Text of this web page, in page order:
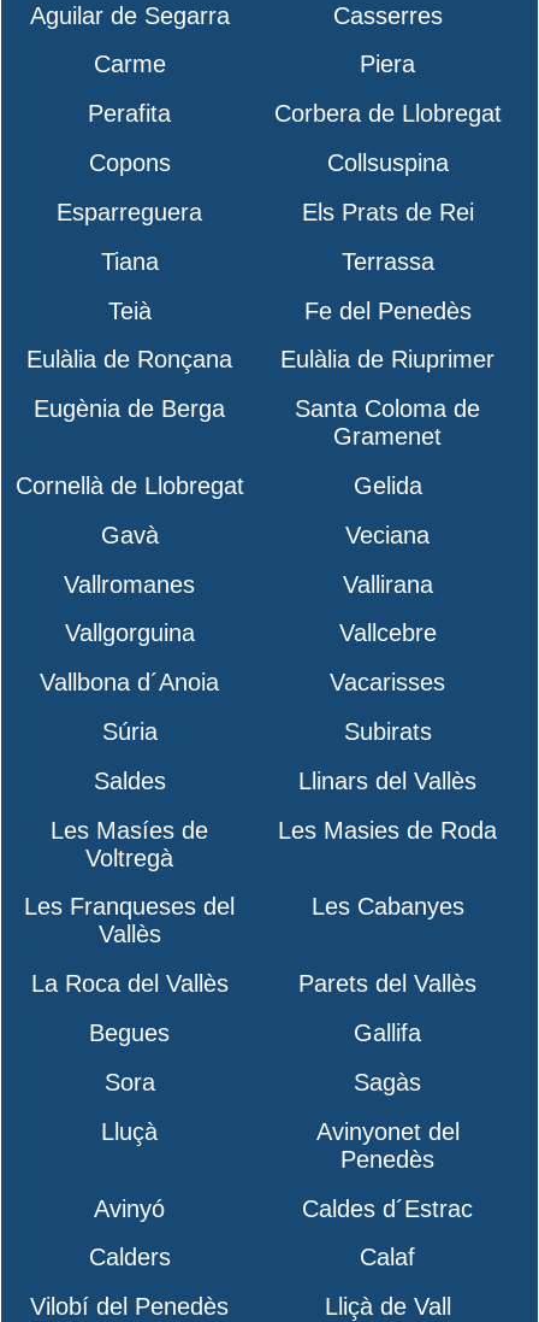
Aguilar de Segarra
Casserres
Carme
Piera
Perafita
Corbera de Llobregat
Copons
Collsuspina
Esparreguera
Els Prats de Rei
Tiana
Terrassa
Teià
Fe del Penedès
Eulàlia de Ronçana
Eulàlia de Riuprimer
Eugènia de Berga
Santa Coloma de
Gramenet
Cornellà de Llobregat
Gelida
Gavà
Veciana
Vallromanes
Vallirana
Vallgorguina
Vallcebre
Vallbona d´Anoia
Vacarisses
Súria
Subirats
Saldes
Llinars del Vallès
Les Masíes de
Voltregà
Les Masies de Roda
Les Franqueses del
Vallès
Les Cabanyes
La Roca del Vallès
Parets del Vallès
Begues
Gallifa
Sora
Sagàs
Lluçà
Avinyonet del
Penedès
Avinyó
Caldes d´Estrac
Calders
Calaf
Vilobí del Penedès
Lliçà de Vall